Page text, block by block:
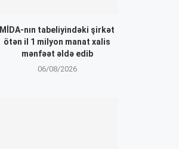
MİDA-nın tabeliyindəki şirkət
ötən il 1 milyon manat xalis
mənfəət əldə edib
06/08/2026